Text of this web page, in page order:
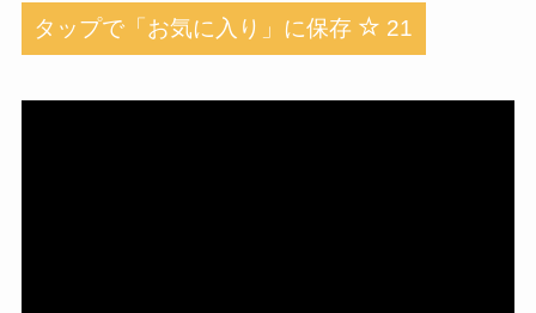
タップで「お気に入り」に保存 21